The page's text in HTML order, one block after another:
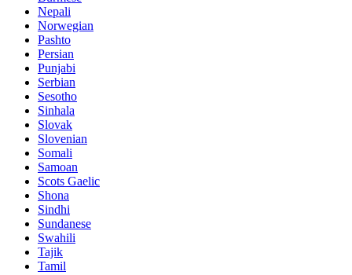
Nepali
Norwegian
Pashto
Persian
Punjabi
Serbian
Sesotho
Sinhala
Slovak
Slovenian
Somali
Samoan
Scots Gaelic
Shona
Sindhi
Sundanese
Swahili
Tajik
Tamil